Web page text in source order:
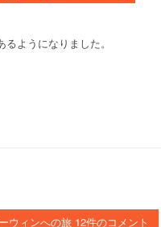
ようになりました。
ウィンへの旅 12件のコメント